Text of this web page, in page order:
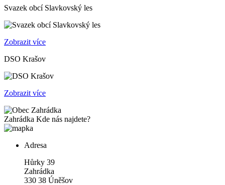
Svazek obcí Slavkovský les
Zobrazit více
DSO Krašov
Zobrazit více
Zahrádka Kde nás najdete?
Adresa
Hůrky 39
Zahrádka
330 38 Úněšov